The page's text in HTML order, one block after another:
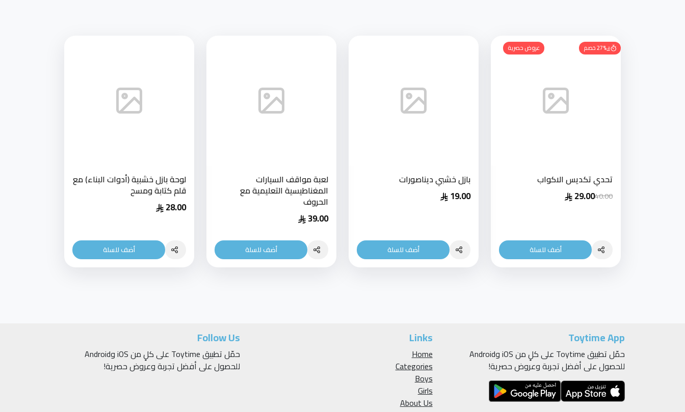
27% خصم عروض حصرية
تحدي تكديس الاكواب
40.00
29.00
أضف للسلة
بازل خشبي ديناصورات
19.00
أضف للسلة
لعبة مواقف السيارات
المغناطيسية التعليمية مع
الحروف
39.00
أضف للسلة
لوحة بازل خشبية (أدوات البناء) مع
قلم كتابة ومسح
28.00
أضف للسلة
Toytime App
حمّل تطبيق Toytime على كلٍ من iOS وAndroid
للحصول على أفضل تجربة وعروض حصرية!
Links
Home
Categories
Boys
Girls
About Us
Follow Us
حمّل تطبيق Toytime على كلٍ من iOS وAndroid
للحصول على أفضل تجربة وعروض حصرية!